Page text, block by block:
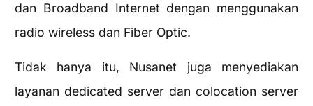
dan Broadband Internet dengan menggunakan
radio wireless dan Fiber Optic.
Tidak hanya itu, Nusanet juga menyediakan
layanan dedicated server dan colocation server